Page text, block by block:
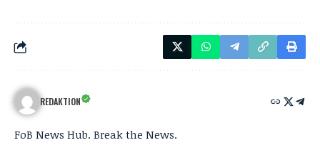
REDAKTION
FoB News Hub. Break the News.